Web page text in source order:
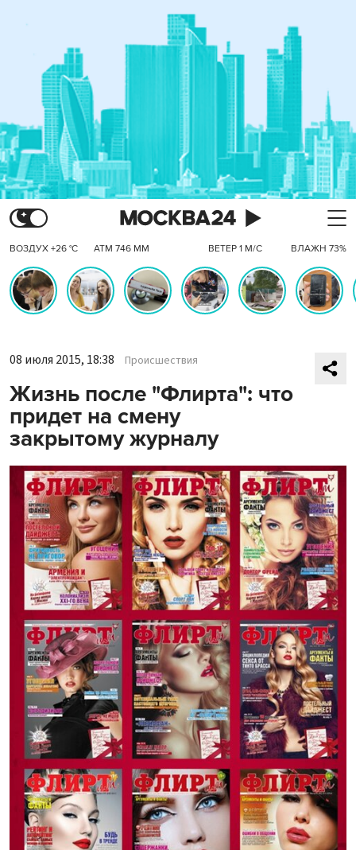
ВОЗДУХ +26 °C АТМ 746 ММ ВЕТЕР 1 М/С ВЛАЖН 73%
08 июля 2015, 18:38 Происшествия
Жизнь после "Флирта": что
придет на смену
закрытому журналу